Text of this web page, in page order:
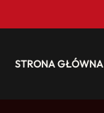
STRONA GŁÓWNA